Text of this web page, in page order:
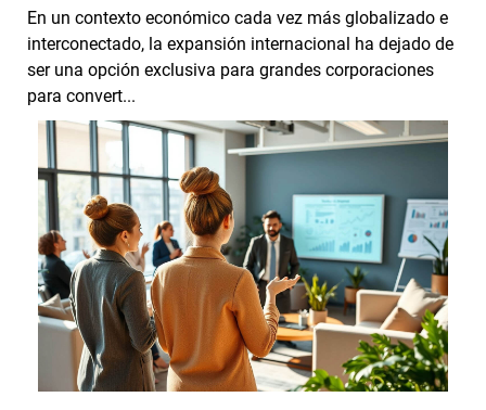
En un contexto económico cada vez más globalizado e
interconectado, la expansión internacional ha dejado de
ser una opción exclusiva para grandes corporaciones
para convert...